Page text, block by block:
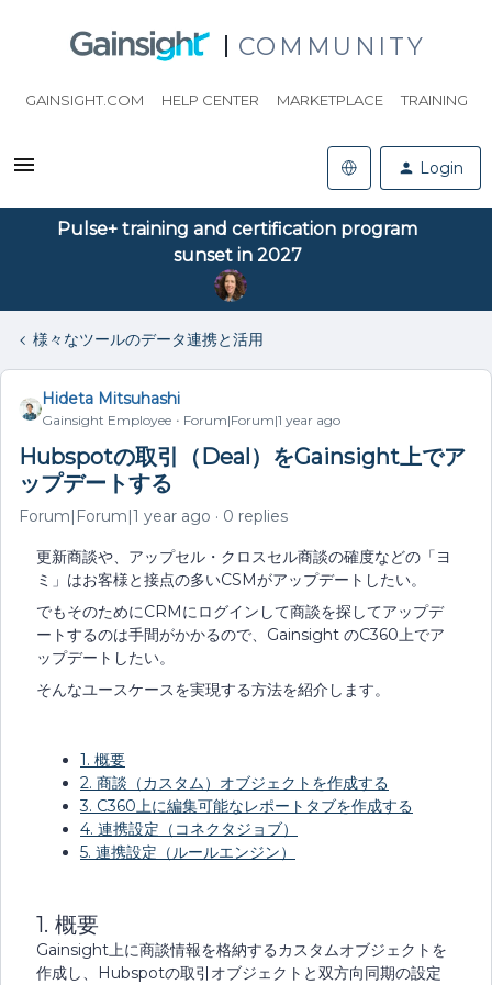
COMMUNITY
GAINSIGHT.COM HELP CENTER MARKETPLACE TRAINING
Login
Pulse+ training and certification program
sunset in 2027
様々なツールのデータ連携と活用
Hideta Mitsuhashi
Gainsight Employee Forum|Forum|1 year ago
Hubspotの取引（Deal）をGainsight上でア
ップデートする
Forum|Forum|1 year ago 0 replies
更新商談や、アップセル・クロスセル商談の確度などの「ヨ
ミ」はお客様と接点の多いCSMがアップデートしたい。
でもそのためにCRMにログインして商談を探してアップデ
ートするのは手間がかかるので、Gainsight のC360上でア
ップデートしたい。
そんなユースケースを実現する方法を紹介します。
1. 概要
2. 商談（カスタム）オブジェクトを作成する
3. C360上に編集可能なレポートタブを作成する
4. 連携設定（コネクタジョブ）
5. 連携設定（ルールエンジン）
1. 概要
Gainsight上に商談情報を格納するカスタムオブジェクトを
作成し、Hubspotの取引オブジェクトと双方向同期の設定